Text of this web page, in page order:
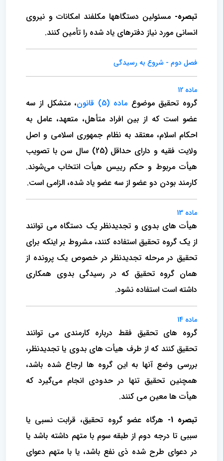
تبصره- مسئولین دستگاهها مکلفند امکانات و نیروی
انسانی مورد نیاز دفترهای یاد شده را تأمین کنند.
فصل دوم - شروع به رسیدگی
ماده 12
گروه تحقیق موضوعماده (5) قانون
، متشکل از سه
عضو است که از بین افراد متأهل، متعهد، عامل به
احکام اسلام، معتقد به نظام جمهوری اسلامی و اصل
ولایت فقیه و دارای حداقل (25) سال سن با تصویب
هیأت مربوط و حکم رییس هیأت انتخاب می‌شوند.
کارمند بودن دو عضو از سه عضو یاد شده، الزامی است.
ماده 13
هیأت های بدوی و تجدیدنظر یک دستگاه می توانند
از یک گروه تحقیق استفاده کنند، مشروط بر اینکه برای
تحقیق در مرحله تجدیدنظر در خصوص یک پرونده از
همان گروه تحقیق که در رسیدگی بدوی همکاری
داشته است استفاده نشود.
ماده 14
گروه های تحقیق فقط درباره کارمندی می توانند
تحقیق کنند که از طرف هیأت های بدوی یا تجدیدنظر،
بررسی وضع آنها به این گروه ها ارجاع شده باشد،
همچنین تحقیق تنها در حدودی انجام می‌گیرد که
هیأت ها معین می کنند.
تبصره 1-
هرگاه عضو گروه تحقیق، قرابت نسبی یا
سببی تا درجه دوم از طبقه سوم با متهم داشته باشد یا
در دعوای طرح شده ذی نفع باشد، یا با متهم دعوای